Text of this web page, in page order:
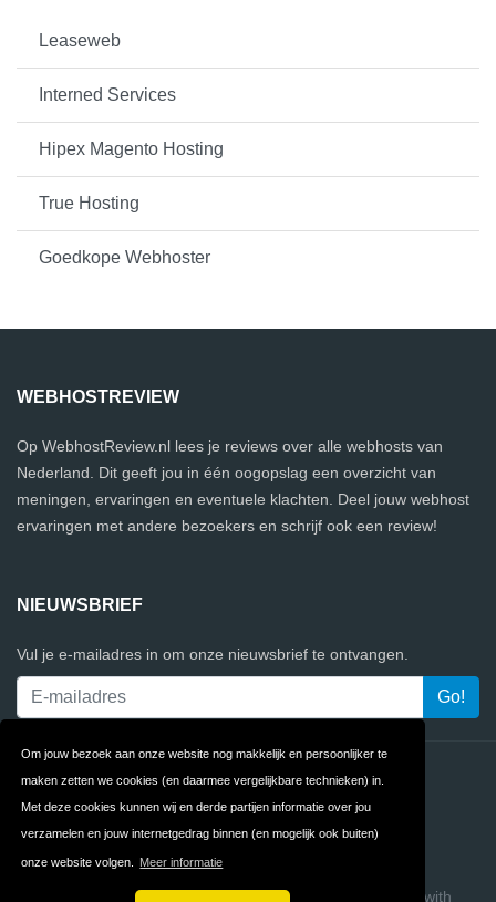
Om jouw bezoek aan onze website nog makkelijk en persoonlijker te
maken zetten we cookies (en daarmee vergelijkbare technieken) in.
Met deze cookies kunnen wij en derde partijen informatie over jou
verzamelen en jouw internetgedrag binnen (en mogelijk ook buiten)
onze website volgen. Meer informatie
Leaseweb
Interned Services
Hipex Magento Hosting
True Hosting
Goedkope Webhoster
WEBHOSTREVIEW
Op WebhostReview.nl lees je reviews over alle webhosts van
Nederland. Dit geeft jou in één oogopslag een overzicht van
meningen, ervaringen en eventuele klachten. Deel jouw webhost
ervaringen met andere bezoekers en schrijf ook een review!
NIEUWSBRIEF
Vul je e-mailadres in om onze nieuwsbrief te ontvangen.
Contact Privacy
Algemene FAQ
Copyright © 2026 WebhostReview Build review sites with